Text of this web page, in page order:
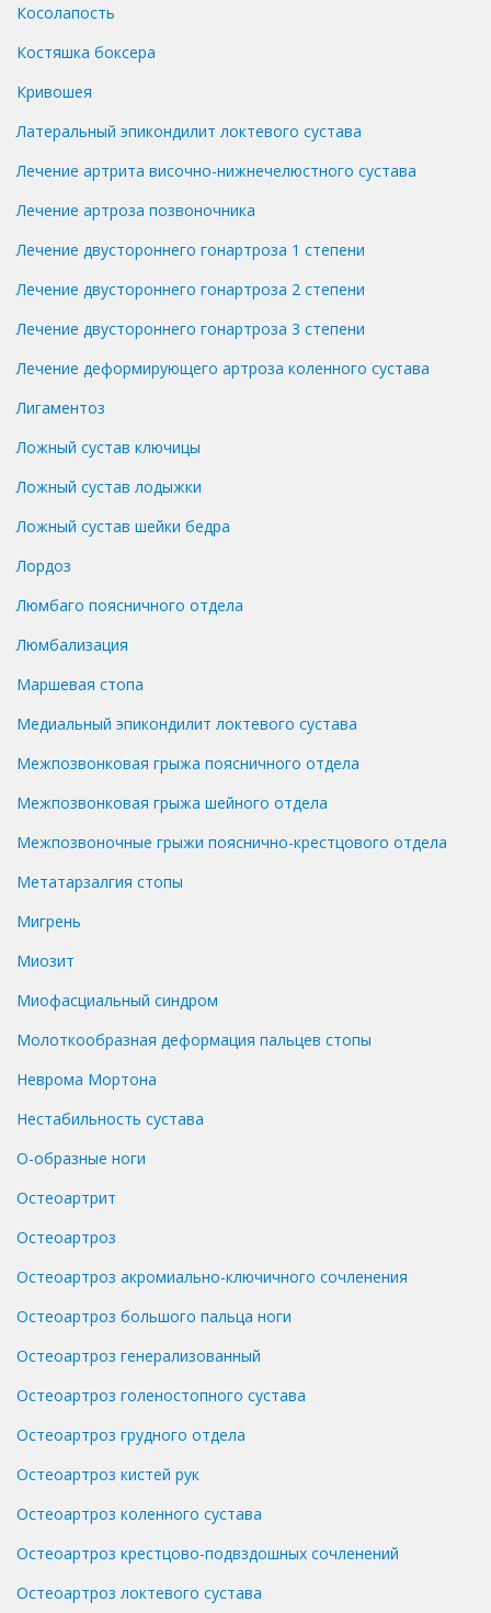
Косолапость
Костяшка боксера
Кривошея
Латеральный эпикондилит локтевого сустава
Лечение артрита височно-нижнечелюстного сустава
Лечение артроза позвоночника
Лечение двустороннего гонартроза 1 степени
Лечение двустороннего гонартроза 2 степени
Лечение двустороннего гонартроза 3 степени
Лечение деформирующего артроза коленного сустава
Лигаментоз
Ложный сустав ключицы
Ложный сустав лодыжки
Ложный сустав шейки бедра
Лордоз
Люмбаго поясничного отдела
Люмбализация
Маршевая стопа
Медиальный эпикондилит локтевого сустава
Межпозвонковая грыжа поясничного отдела
Межпозвонковая грыжа шейного отдела
Межпозвоночные грыжи пояснично-крестцового отдела
Метатарзалгия стопы
Мигрень
Миозит
Миофасциальный синдром
Молоткообразная деформация пальцев стопы
Неврома Мортона
Нестабильность сустава
О-образные ноги
Остеоартрит
Остеоартроз
Остеоартроз акромиально-ключичного сочленения
Остеоартроз большого пальца ноги
Остеоартроз генерализованный
Остеоартроз голеностопного сустава
Остеоартроз грудного отдела
Остеоартроз кистей рук
Остеоартроз коленного сустава
Остеоартроз крестцово-подвздошных сочленений
Остеоартроз локтевого сустава